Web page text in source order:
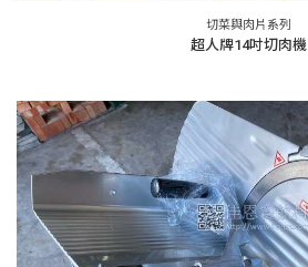
切菜與肉片系列
超人牌14吋切肉機